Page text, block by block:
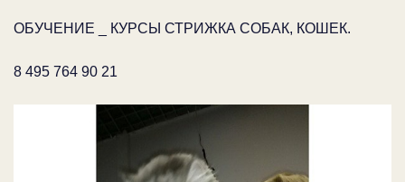
ОБУЧЕНИЕ _ КУРСЫ СТРИЖКА СОБАК, КОШЕК.
8 495 764 90 21